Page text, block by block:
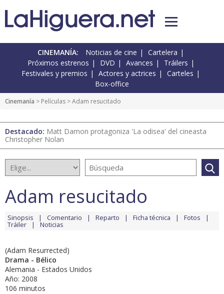
CINEMANÍA: Noticias de cine
Cartelera
Próximos estrenos
DVD Avances
Tráilers
Festivales y premios
Actores y actrices
Carteles
Box-office
Cinemanía > Películas > Adam resucitado
Destacado: Matt Damon protagoniza 'La odisea' del cineasta
Christopher Nolan
Adam resucitado
Sinopsis Comentario Reparto Ficha técnica Fotos
Tráiler Noticias
(Adam Resurrected)
Drama - Bélico
Alemania - Estados Unidos
Año: 2008
106 minutos